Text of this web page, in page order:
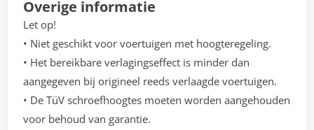
Overige informatie
Let op!
• Niet geschikt voor voertuigen met hoogteregeling.
• Het bereikbare verlagingseffect is minder dan
aangegeven bij origineel reeds verlaagde voertuigen.
• De TüV schroefhoogtes moeten worden aangehouden
voor behoud van garantie.